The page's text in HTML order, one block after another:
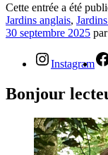
Cette entrée a été
Jardins anglais,
30 septembre 2025 par
Instagram
Bonjour